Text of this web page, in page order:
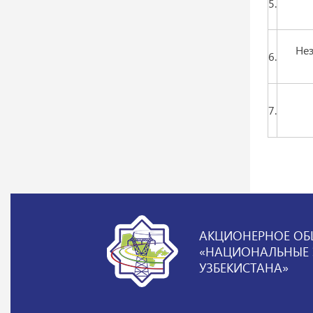
6.
7.
АКЦИОНЕРНОЕ
«НАЦИОНАЛЬНЫЕ
УЗБЕКИСТАНА»